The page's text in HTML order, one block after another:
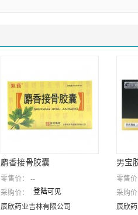
麝香接骨胶囊
辰欣药业吉林有限公司
麝香接骨胶囊
零售价：
--
采购价：
登陆可见
辰欣药业吉林有限公司
男宝
辰欣
男宝
零售
采购
辰欣